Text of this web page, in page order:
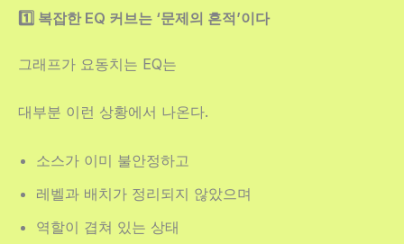
1️⃣ 복잡한 EQ 커브는 ‘문제의 흔적’이다
그래프가 요동치는 EQ는
대부분 이런 상황에서 나온다.
소스가 이미 불안정하고
레벨과 배치가 정리되지 않았으며
역할이 겹쳐 있는 상태